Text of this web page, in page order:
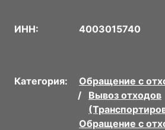
ИНН: 4003015740
Категория:
Обращение с
Вывоз отходов
Обращение с